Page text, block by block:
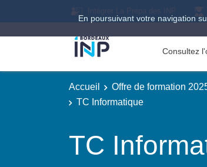
En poursuivant votre navigation
Intégrer La Prépa des INP
Consultez
Accueil Offre de formation
TC Informatique
TC